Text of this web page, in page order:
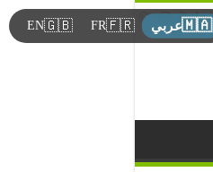
🇲🇦عربي 🇫🇷
FR
🇬🇧
EN